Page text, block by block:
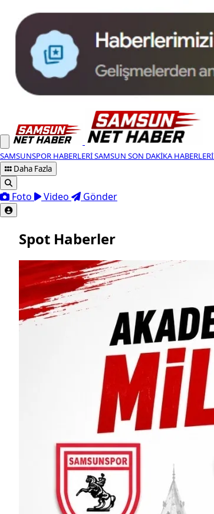
SAMSUNSPOR HABERLERISAMSUN SON DAKIKA HABERLERI
Daha Fazla
Foto Video Gönder
Spot Haberler